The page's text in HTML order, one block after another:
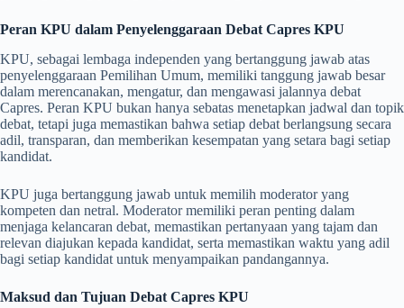
Peran KPU dalam Penyelenggaraan Debat Capres KPU
KPU, sebagai lembaga independen yang bertanggung jawab atas
penyelenggaraan Pemilihan Umum, memiliki tanggung jawab besar
dalam merencanakan, mengatur, dan mengawasi jalannya debat
Capres. Peran KPU bukan hanya sebatas menetapkan jadwal dan topik
debat, tetapi juga memastikan bahwa setiap debat berlangsung secara
adil, transparan, dan memberikan kesempatan yang setara bagi setiap
kandidat.
KPU juga bertanggung jawab untuk memilih moderator yang
kompeten dan netral. Moderator memiliki peran penting dalam
menjaga kelancaran debat, memastikan pertanyaan yang tajam dan
relevan diajukan kepada kandidat, serta memastikan waktu yang adil
bagi setiap kandidat untuk menyampaikan pandangannya.
Maksud dan Tujuan Debat Capres KPU